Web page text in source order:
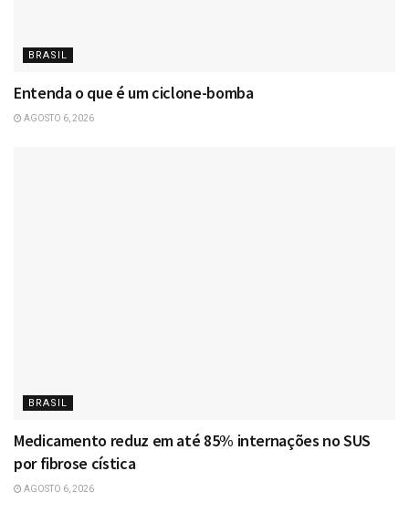
BRASIL
Entenda o que é um ciclone-bomba
AGOSTO 6, 2026
BRASIL
Medicamento reduz em até 85% internações no SUS
por fibrose cística
AGOSTO 6, 2026